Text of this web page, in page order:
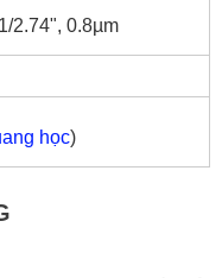
2.74", 0.8µm
học)